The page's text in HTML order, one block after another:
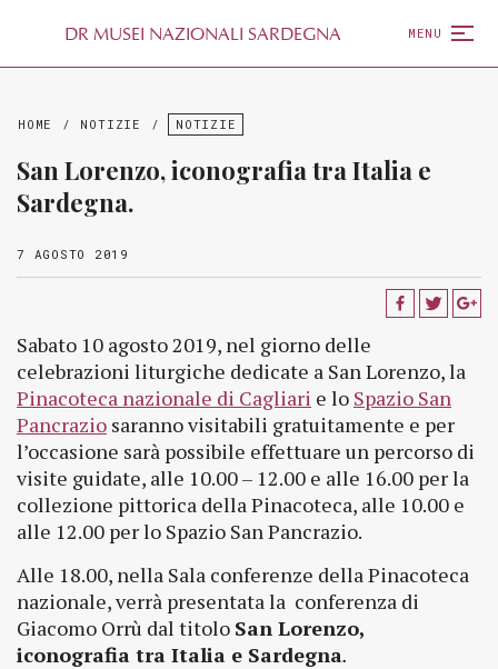
DR MUSEI NAZIONALI SARDEGNA MENU
HOME / NOTIZIE / NOTIZIE
San Lorenzo, iconografia tra Italia e
Sardegna.
7 AGOSTO 2019
Sabato 10 agosto 2019, nel giorno delle
celebrazioni liturgiche dedicate a San Lorenzo, la
Pinacoteca nazionale di Cagliari e lo Spazio San
Pancrazio saranno visitabili gratuitamente e per
l’occasione sarà possibile effettuare un percorso di
visite guidate, alle 10.00 – 12.00 e alle 16.00 per la
collezione pittorica della Pinacoteca, alle 10.00 e
alle 12.00 per lo Spazio San Pancrazio.
Alle 18.00, nella Sala conferenze della Pinacoteca
nazionale, verrà presentata la conferenza di
Giacomo Orrù dal titolo San Lorenzo,
iconografia tra Italia e Sardegna.